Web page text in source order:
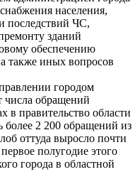
населения,
последствий ЧС,
зданий
обеспечению
также иных вопросов
городом
числа обращений
в правительство области
более 2 200 обращений из
оттуда выросло почти
полугодие этого
города в областной